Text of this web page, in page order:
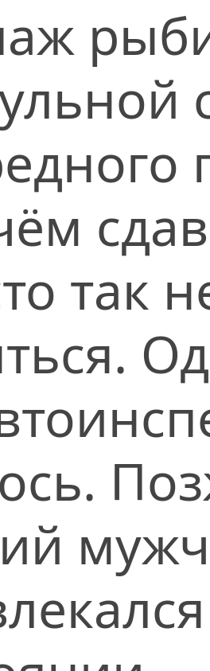
так